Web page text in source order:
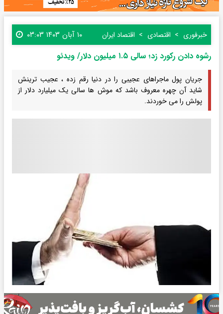
خبرفوری اقتصادی اقتصاد ایران ۱۰ آبان ۱۴۰۳ ۰۳:۰۳
رشوه دادن رکورد زد؛ سالی ۱.۵ میلیون دلار/ ویدئو
جریان پول ماجراهای عجیبی را در دنیا رقم زده ، عجیب ترینش
شاید آن چهره معروف باشد که موش ها سالی یک میلیارد دلار از
پولش را می خوردند.